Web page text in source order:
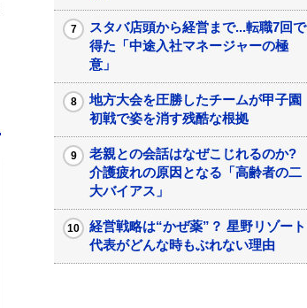
スタバ店頭から経営まで...転職7回で
得た「中途入社マネージャーの極
意」
地方大会を圧勝したチームが甲子園
初戦で姿を消す残酷な根拠
老親との会話はなぜこじれるのか?
介護疲れの原因となる「高齢者の二
大バイアス」
経営戦略は“かぜ薬”？ 星野リゾート
代表がどんな時もぶれない理由